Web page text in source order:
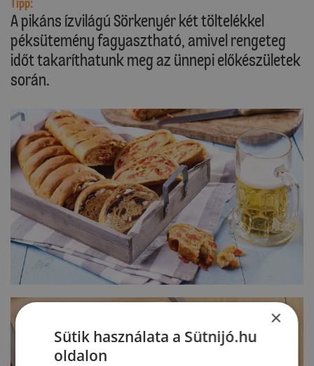
Tipp:
A pikáns ízvilágú Sörkenyér két töltelékkel
péksütemény fagyasztható, amivel rengeteg
időt takaríthatunk meg az ünnepi előkészületek
során.
×
Sütik használata a Sütnijó.hu
oldalon